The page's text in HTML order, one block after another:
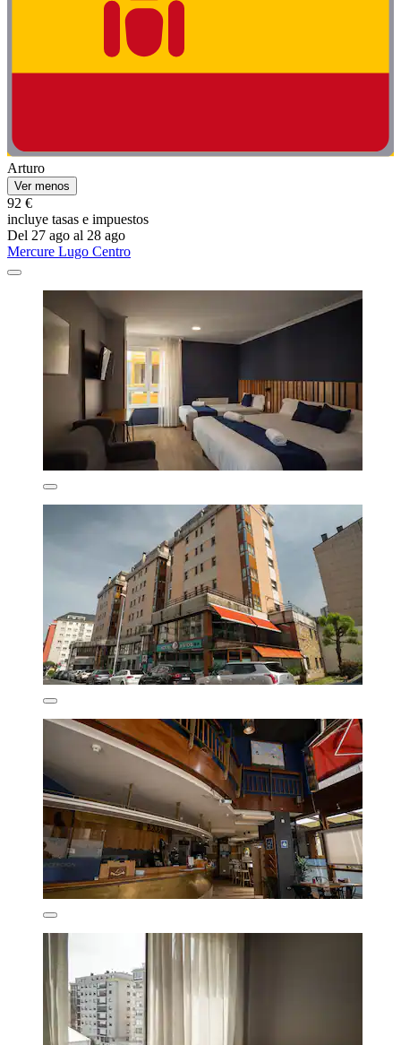
Arturo
Ver menos
92 €
incluye tasas e impuestos
Del 27 ago al 28 ago
Mercure Lugo Centro